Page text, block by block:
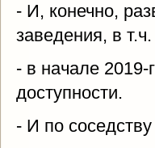
- И, конечно,
заведения, в
- в начале 2019-
доступности.
- И по